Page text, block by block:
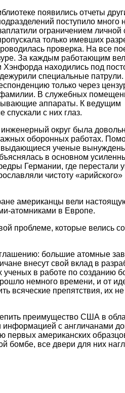
появились отчеты
поступило много
ограничением личной
только имевших
проверка. На все
За каждым работающим
находились под
дежурили специальные
только через
В служебных
аппараты. К ведущим
с них глаз.
округ была
оборонных работах.
выдающиеся ученые
в основном
Германии, где перестали
чистоту «арийского»
американцы вели
атомниками в Европе.
проблеме, которые велись
большие атомные
внесут свой вклад в
ученых в работе по созданию
немного времени, и от
всяческие препятствия, их
преимущество США в
с англичанами
первых американских
бомбе, все двери для них